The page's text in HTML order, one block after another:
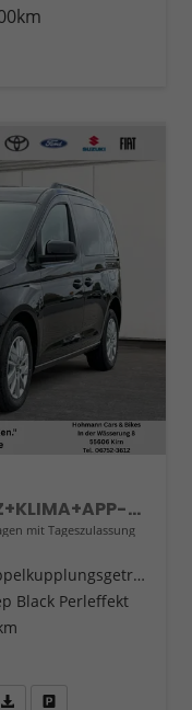
LIFE AHK+ACC+KAMERA+SHZ+KLIMA+APP-CONNECT
mit Tageszulassung
Doppelkupplungsgetriebe (DSG)
Black Perleffekt
Sie an
Fahrzeugexposé (PDF)